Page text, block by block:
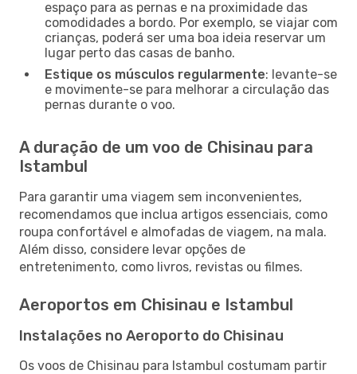
espaço para as pernas e na proximidade das
comodidades a bordo. Por exemplo, se viajar com
crianças, poderá ser uma boa ideia reservar um
lugar perto das casas de banho.
Estique os músculos regularmente: levante-se
e movimente-se para melhorar a circulação das
pernas durante o voo.
A duração de um voo de Chisinau para
Istambul
Para garantir uma viagem sem inconvenientes,
recomendamos que inclua artigos essenciais, como
roupa confortável e almofadas de viagem, na mala.
Além disso, considere levar opções de
entretenimento, como livros, revistas ou filmes.
Aeroportos em Chisinau e Istambul
Instalações no Aeroporto do Chisinau
Os voos de Chisinau para Istambul costumam partir